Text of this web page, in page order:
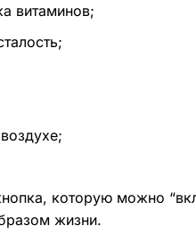
витаминов;
которую можно
жизни.